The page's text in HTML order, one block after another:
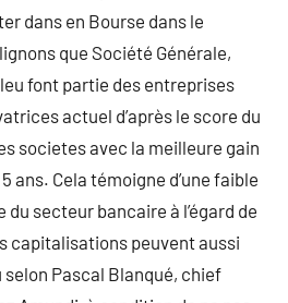
dans en Bourse dans le
que Société Générale,
font partie des entreprises
actuel d’après le score du
societes avec la meilleure gain
ans. Cela témoigne d’une faible
secteur bancaire à l’égard de
capitalisations peuvent aussi
Pascal Blanqué, chief